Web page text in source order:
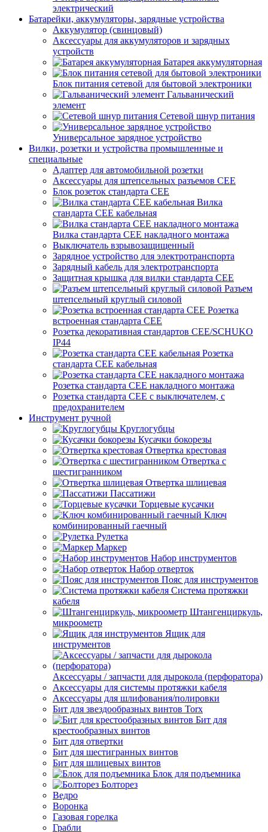
электрический
Батарейки, аккумуляторы, зарядные устройства
Аккумулятор (свинцовый)
Аксессуары для аккумуляторов и зарядных
устройств
Батарея аккумуляторная
Блок питания сетевой для бытовой электроники
Гальванический
элемент
Сетевой шнур питания
Универсальное зарядное устройство
Вилки, розетки и устройства промышленные и
специальные
Адаптер для автомобильной розетки
Аксессуары для штепсельных разъемов CEE
Блок розеток стандарта CEE
Вилка
стандарта CEE кабельная
Вилка стандарта CEE накладного монтажа
Выключатель взрывозащищенный
Зарядное устройство для электротранспорта
Зарядный кабель для электротранспорта
Защитная крышка для вилки стандарта CEE
Разъем
штепсельный круглый силовой
Розетка
встроенная стандарта CEE
Розетка декоративная стандартов CEE/SCHUKO
IP44
Розетка
стандарта СЕЕ кабельная
Розетка стандарта СЕЕ накладного монтажа
Розетка стандарта СЕЕ с выключателем, с
предохранителем
Инструмент ручной
Круглогубцы
Кусачки бокорезы
Отвертка крестовая
Отвертка с
шестигранником
Отвертка шлицевая
Пассатижи
Торцевые кусачки
Ключ
комбинированный гаечный
Рулетка
Маркер
Набор инструментов
Набор отверток
Пояс для инструментов
Система протяжки
кабеля
Штангенциркуль,
микроометр
Ящик для
инструментов
Аксессуары / запчасти для дырокола (перфоратора)
Аксессуары для системы протяжки кабеля
Аксессуары для шлифования/полировки
Бит для звездообразных винтов Torx
Бит для
крестообразных винтов
Бит для отвертки
Бит для шестигранных винтов
Бит для шлицевых винтов
Блок для подъемника
Болторез
Ведро
Воронка
Газовая горелка
Грабли